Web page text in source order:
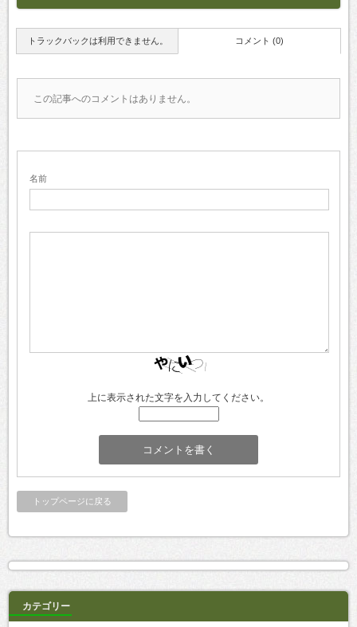
トラックバックは利用できません。 コメント (0)
この記事へのコメントはありません。
名前
上に表示された文字を入力してください。
トップページに戻る
カテゴリー